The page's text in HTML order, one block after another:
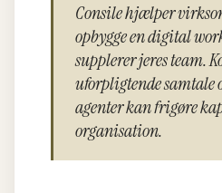
Consile hjælper
opbygge en digital
supplerer jeres team.
uforpligtende samtale
agenter kan frigøre
organisation.